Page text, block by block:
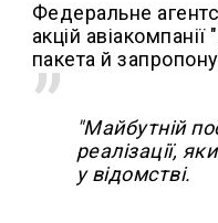
Федеральне
акцій
пакета й
"Майбутній
реалізації,
у відомстві.